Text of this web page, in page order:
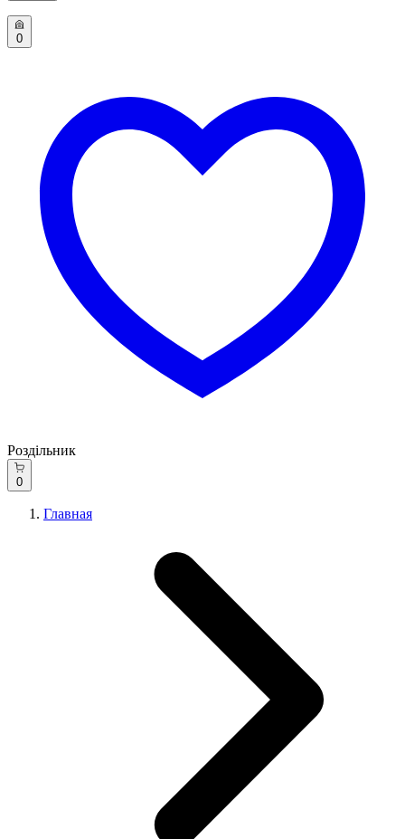
0
Роздільник
0
Главная